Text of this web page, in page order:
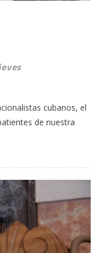
cubanos, el
de nuestra